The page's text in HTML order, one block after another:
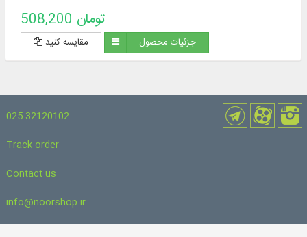
translations of the Qur’an (57 titles + 23 extracted
translations [from exegeses] + 60 non-Persian translations in
the Encyclopedia Section), sources of Qur’anic Exegesis and
508,200 تومان
مقایسه کنید جزئیات محصول
025-32120102
Track order
Contact us
info@noorshop.ir